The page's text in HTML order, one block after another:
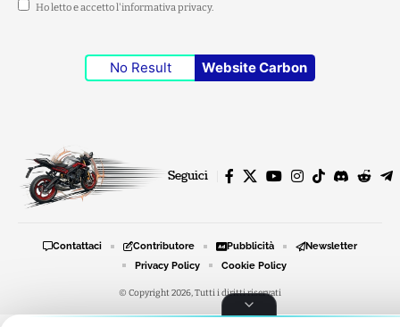
Ho letto e accetto l'informativa privacy.
No Result Website Carbon
Seguici
© Copyright 2026, Tutti i diritti riservati
Contattaci Contributore Pubblicità
Newsletter
Privacy Policy
Cookie Policy